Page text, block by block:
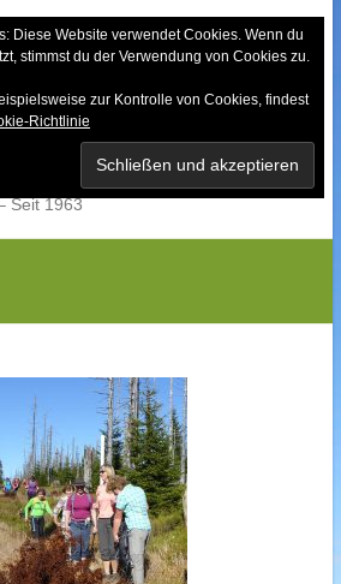
Wald-
Seit 1963
Diese Website verwendet Cookies. Wenn du
stimmst du der Verwendung von Cookies zu.
zur Kontrolle von Cookies, findest
Richtlinie